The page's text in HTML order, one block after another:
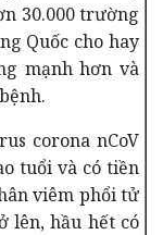
30.000 trường
Quốc cho hay
mạnh hơn và
corona nCoV
tuổi và có tiền
viêm phổi tử
lên, hầu hết có